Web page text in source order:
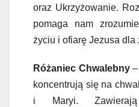
oraz Ukrzyżowanie.
pomaga nam
życiu i ofiarę Jezusa
Różaniec Chwalebny–
koncentrują się na
i Maryi. Zawierają